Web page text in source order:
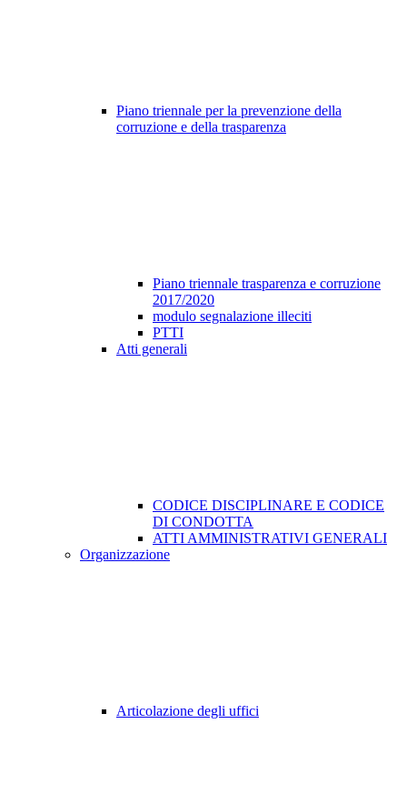
Piano triennale per la prevenzione della
corruzione e della trasparenza
Piano triennale trasparenza e corruzione
2017/2020
modulo segnalazione illeciti
PTTI
Atti generali
CODICE DISCIPLINARE E CODICE
DI CONDOTTA
ATTI AMMINISTRATIVI GENERALI
Organizzazione
Articolazione degli uffici